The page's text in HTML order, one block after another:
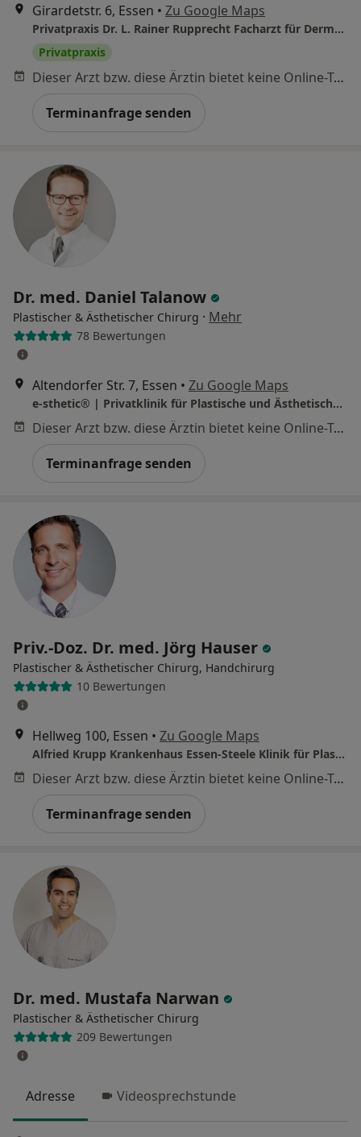
Girardetstr. 6, Essen • Zu Google Maps
Privatpraxis Dr. L. Rainer Rupprecht Facharzt für Dermatologie
Privatpraxis
Dieser Arzt bzw. diese Ärztin bietet keine Online-Terminbuchung an diesem Standort an.
Terminanfrage senden
Dr. med. Daniel Talanow
Plastischer & Ästhetischer Chirurg · Mehr
78 Bewertungen
Altendorfer Str. 7, Essen • Zu Google Maps
e-sthetic® | Privatklinik für Plastische und Ästhetische Chirurgie
Dieser Arzt bzw. diese Ärztin bietet keine Online-Terminbuchung an diesem Standort an.
Terminanfrage senden
Priv.-Doz. Dr. med. Jörg Hauser
Plastischer & Ästhetischer Chirurg, Handchirurg
10 Bewertungen
Hellweg 100, Essen • Zu Google Maps
Alfried Krupp Krankenhaus Essen-Steele Klinik für Plastische- und Ästhetische Chirurgie
Dieser Arzt bzw. diese Ärztin bietet keine Online-Terminbuchung an diesem Standort an.
Terminanfrage senden
Dr. med. Mustafa Narwan
Plastischer & Ästhetischer Chirurg
209 Bewertungen
Adresse Videosprechstunde